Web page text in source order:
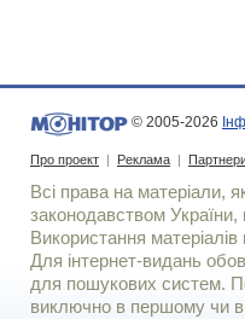
© 2005-2026
Про проект | Реклама |
Всі права на матеріали,
законодавством України,
Використання
Для iнтернет-видань
для пошукових систем.
виключно в першому чи в